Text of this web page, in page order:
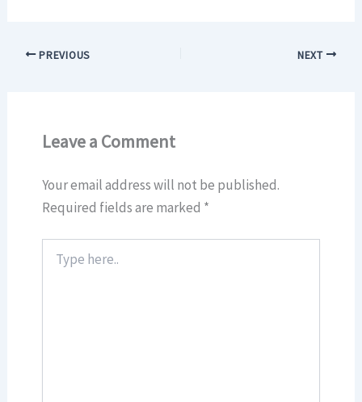
PREVIOUS NEXT
Leave a Comment
Your email address will not be published.
Required fields are marked *
here..